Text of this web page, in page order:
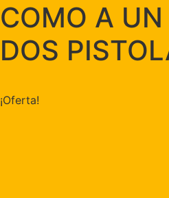
COMO A UN
DOS
¡Oferta!